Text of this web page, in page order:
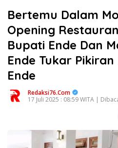
Bertemu Dalam
Opening
Bupati Ende Dan
Ende Tukar
Ende
Redaksi76.com
17 Juli 2025 : 08:59 WITA |